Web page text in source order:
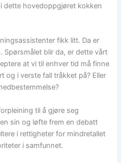
dette hovedoppgjøret kokken
fikk litt. Da er
Spørsmålet blir da, er dette vårt
at vi til enhver tid må finne
og i verste fall tråkket på? Eller
til å gjøre seg
sin og løfte frem en debatt
i rettigheter for mindretallet
i samfunnet.